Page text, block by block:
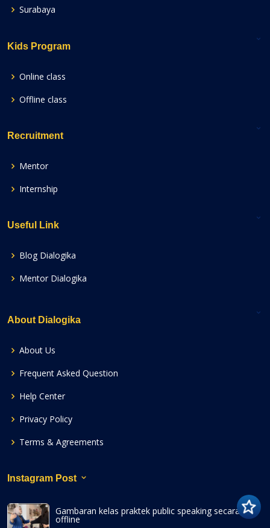
Surabaya
Kids Program
Online class
Offline class
Recruitment
Mentor
Internship
Useful Link
Blog Dialogika
Mentor Dialogika
About Dialogika
About Us
Frequent Asked Question
Help Center
Privacy Policy
Terms & Agreements
Instagram Post
Gambaran kelas praktek public speaking secara
offline